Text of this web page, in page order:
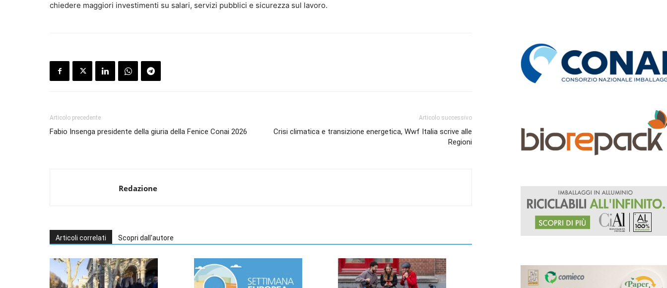
chiedere maggiori investimenti su salari, servizi pubblici e sicurezza sul lavoro.
Articolo precedente
Fabio Insenga presidente della giuria della Fenice Conai 2026
Articolo successivo
Crisi climatica e transizione energetica, Wwf Italia scrive alle
Regioni
Redazione
Articoli correlati Scopri dall'autore